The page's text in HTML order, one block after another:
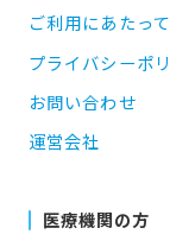
ご利用にあたって
プライバシーポ
お問い合わせ
運営会社
医療機関の方